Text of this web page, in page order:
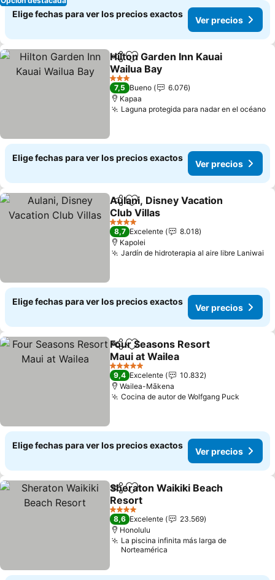
Elige fechas para ver los precios exactos
Ver precios
CompartirAgregar a favoritos
Hilton Garden Inn Kauai
Wailua Bay
3 Estrellas
7,5 Bueno
6.076
Kapaa
Laguna protegida para nadar en el océano
Elige fechas para ver los precios exactos
Ver precios
CompartirAgregar a favoritos
Aulani, Disney Vacation
Club Villas
4 Estrellas
8,7 Excelente
8.018
Kapolei
Jardín de hidroterapia al aire libre Laniwai
Elige fechas para ver los precios exactos
Ver precios
CompartirAgregar a favoritos
Four Seasons Resort
Maui at Wailea
5 Estrellas
9,4 Excelente
10.832
Wailea-Mākena
Cocina de autor de Wolfgang Puck
Elige fechas para ver los precios exactos
Ver precios
CompartirAgregar a favoritos
Sheraton Waikiki Beach
Resort
4 Estrellas
8,6 Excelente
23.569
Honolulu
La piscina infinita más larga de
Norteamérica